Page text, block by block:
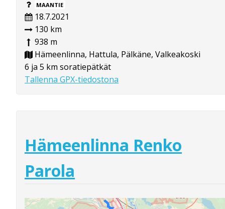
MAANTIE
18.7.2021
130 km
938 m
Hämeenlinna, Hattula, Pälkäne, Valkeakoski
6 ja 5 km soratiepätkät
Tallenna GPX-tiedostona
Hämeenlinna Renko
Parola